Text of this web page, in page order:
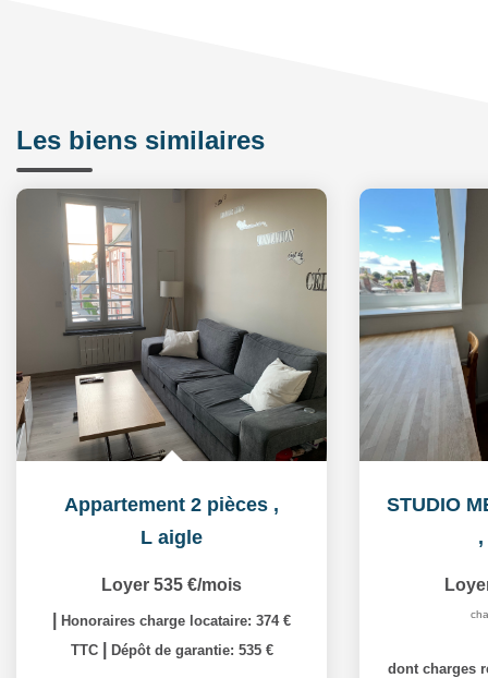
Les biens similaires
Appartement 2 pièces ,
L aigle
Loyer 535 €/mois
Honoraires charge locataire: 374 €
TTC
Dépôt de garantie: 535 €
,
dont charges